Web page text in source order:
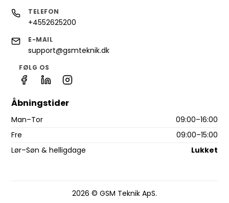
TELEFON
+4552625200
E-MAIL
support@gsmteknik.dk
FØLG OS
Åbningstider
Man–Tor
09:00–16:00
Fre
09:00–15:00
Lør–Søn & helligdage
Lukket
2026 © GSM Teknik ApS.